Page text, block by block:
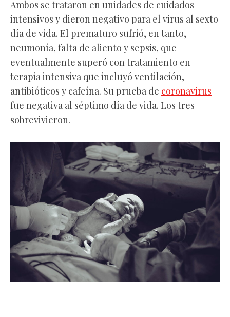
Ambos se trataron en unidades de cuidados
intensivos y dieron negativo para el virus al sexto
día de vida. El prematuro sufrió, en tanto,
neumonía, falta de aliento y sepsis, que
eventualmente superó con tratamiento en
terapia intensiva que incluyó ventilación,
antibióticos y cafeína. Su prueba de coronavirus
fue negativa al séptimo día de vida. Los tres
sobrevivieron.